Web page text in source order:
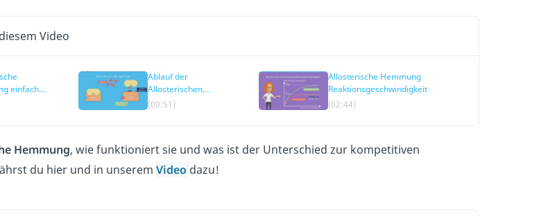
Video
einfach
Ablauf der
Allosterischen
Hemmung
(00:51)
Allosterische Hemmung
Reaktionsgeschwindigkeit
(02:44)
Hemmung, wie funktioniert sie und was ist der Unterschied zur kompetitiven
du hier und in unserem Video dazu!